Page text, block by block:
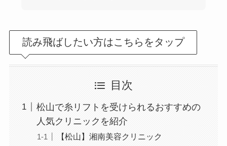
読み飛ばしたい方はこちらをタップ
目次
松山で糸リフトを受けられるおすすめの
人気クリニックを紹介
【松山】湘南美容クリニック